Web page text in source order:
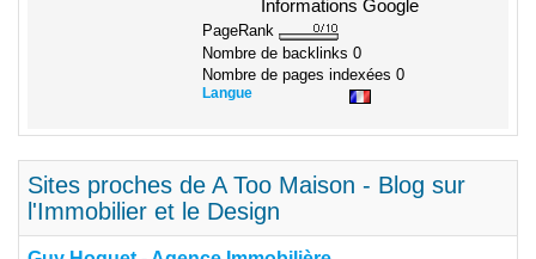
Informations Google
PageRank
Nombre de backlinks 0
Nombre de pages indexées 0
Langue
Sites proches de A Too Maison - Blog sur
l'Immobilier et le Design